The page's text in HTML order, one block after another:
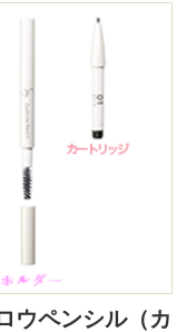
ウペンシル（カ